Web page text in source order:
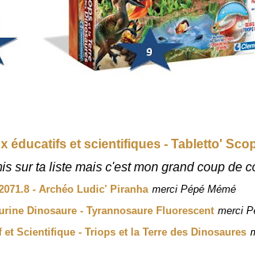
éducatifs et scientifiques - Tabletto'
sur ta liste mais c'est mon grand coup de
- Archéo Ludic' Piranha merci Pépé Mémé
Dinosaure - Tyrannosaure Fluorescent merci
Scientifique - Triops et la Terre des Dinosaures